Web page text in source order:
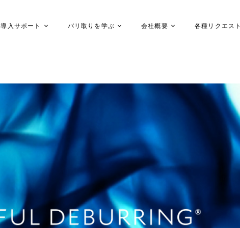
導入サポート バリ取りを学ぶ 会社概要 各種リクエスト